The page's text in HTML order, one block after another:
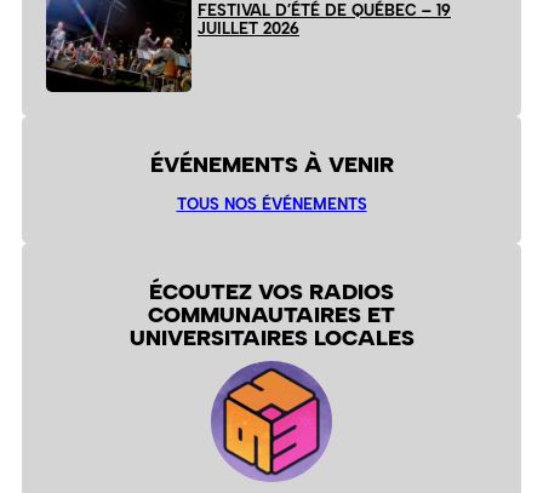
FESTIVAL D’ÉTÉ DE QUÉBEC – 19
JUILLET 2026
ÉVÉNEMENTS À VENIR
TOUS NOS ÉVÉNEMENTS
ÉCOUTEZ VOS RADIOS
COMMUNAUTAIRES ET
UNIVERSITAIRES LOCALES